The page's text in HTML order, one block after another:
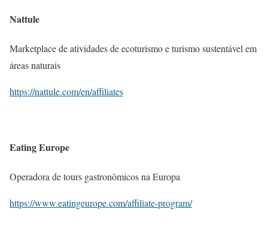
Nattule
Marketplace de atividades de ecoturismo e turismo sustentável em
áreas naturais
https://nattule.com/en/affiliates
Eating Europe
Operadora de tours gastronômicos na Europa
https://www.eatingeurope.com/affiliate-program/